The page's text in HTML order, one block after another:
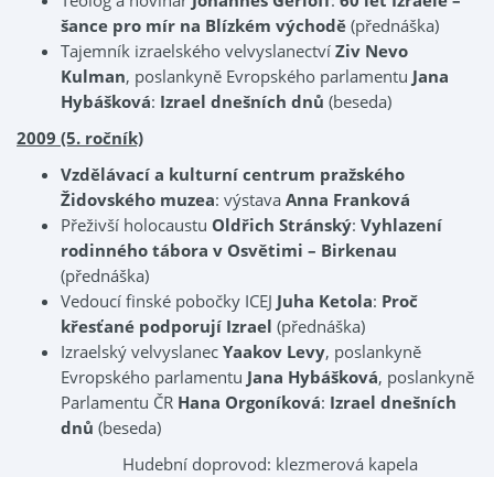
šance pro mír na Blízkém východě (přednáška)
Tajemník izraelského velvyslanectví Ziv Nevo
Kulman, poslankyně Evropského parlamentu Jana
Hybášková: Izrael dnešních dnů (beseda)
2009 (5. ročník)
Vzdělávací a kulturní centrum pražského
Židovského muzea: výstava Anna Franková
Přeživší holocaustu Oldřich Stránský: Vyhlazení
rodinného tábora v Osvětimi – Birkenau
(přednáška)
Vedoucí finské pobočky ICEJ Juha Ketola: Proč
křesťané podporují Izrael (přednáška)
Izraelský velvyslanec Yaakov Levy, poslankyně
Evropského parlamentu Jana Hybášková, poslankyně
Parlamentu ČR Hana Orgoníková: Izrael dnešních
dnů (beseda)
Hudební doprovod: klezmerová kapela